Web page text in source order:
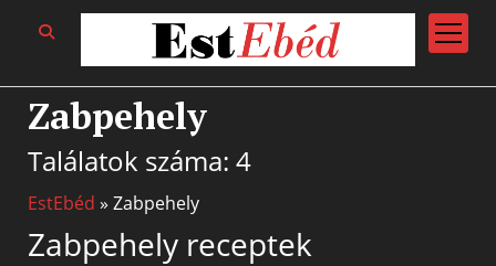
open
menu
Zabpehely
Találatok száma: 4
EstEbéd » Zabpehely
Zabpehely receptek